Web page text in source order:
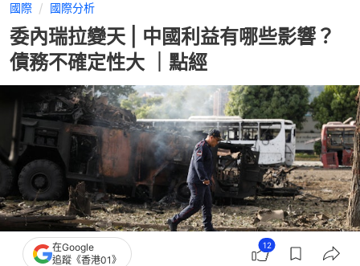
國際 國際分析
委內瑞拉變天 | 中國利益有哪些影響？
債務不確定性大 ｜點經
在Google
追蹤《香港01》
12